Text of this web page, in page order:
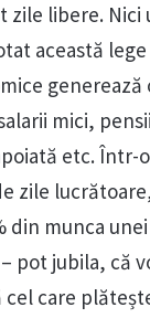
zile libere. Nici
această
generează
mici,
etc. Într-
zile
din munca
pot jubila, că
care